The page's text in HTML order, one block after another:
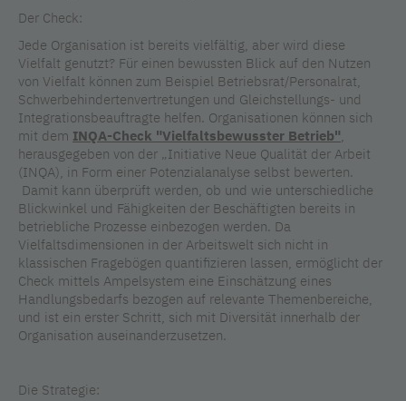
Der Check:
Jede Organisation ist bereits vielfältig, aber wird diese
Vielfalt genutzt? Für einen bewussten Blick auf den Nutzen
von Vielfalt können zum Beispiel Betriebsrat/Personalrat,
Schwerbehindertenvertretungen und Gleichstellungs- und
Integrationsbeauftragte helfen. Organisationen können sich
mit dem INQA-Check "Vielfaltsbewusster Betrieb",
herausgegeben von der „Initiative Neue Qualität der Arbeit
(INQA), in Form einer Potenzialanalyse selbst bewerten.
Damit kann überprüft werden, ob und wie unterschiedliche
Blickwinkel und Fähigkeiten der Beschäftigten bereits in
betriebliche Prozesse einbezogen werden. Da
Vielfaltsdimensionen in der Arbeitswelt sich nicht in
klassischen Fragebögen quantifizieren lassen, ermöglicht der
Check mittels Ampelsystem eine Einschätzung eines
Handlungsbedarfs bezogen auf relevante Themenbereiche,
und ist ein erster Schritt, sich mit Diversität innerhalb der
Organisation auseinanderzusetzen.
Die Strategie: